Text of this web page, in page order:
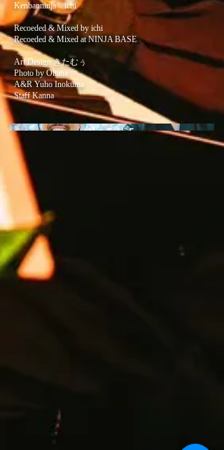
Kenbanninja ichi
Recoeded & Mixed by ichi
Recoeded & Mixed at NINJA BASE
Art Design きたむぅ
Photo by Ohana
A&R Yuho Inokuma
Staff Kanna